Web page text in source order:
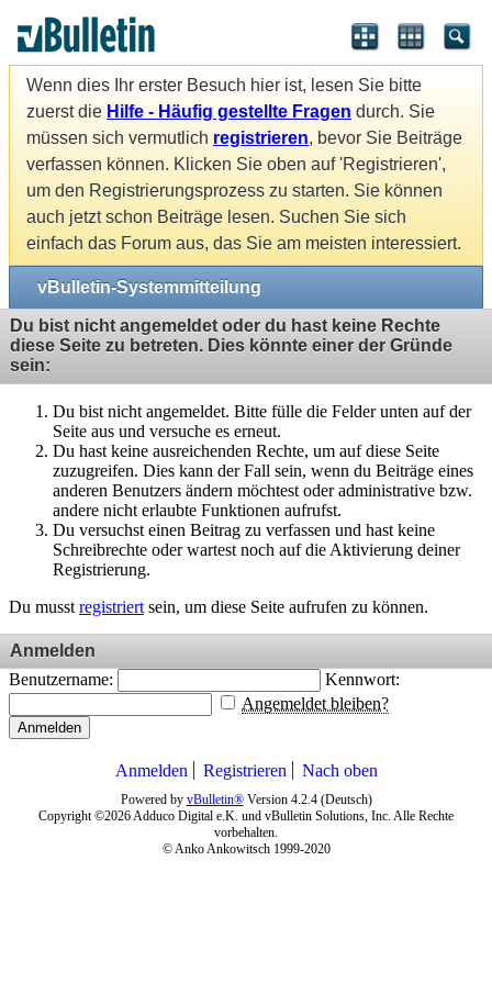
Wenn dies Ihr erster Besuch hier ist, lesen Sie bitte
zuerst die Hilfe - Häufig gestellte Fragen durch. Sie
müssen sich vermutlich registrieren, bevor Sie Beiträge
verfassen können. Klicken Sie oben auf 'Registrieren',
um den Registrierungsprozess zu starten. Sie können
auch jetzt schon Beiträge lesen. Suchen Sie sich
einfach das Forum aus, das Sie am meisten interessiert.
vBulletin-Systemmitteilung
Du bist nicht angemeldet oder du hast keine Rechte
diese Seite zu betreten. Dies könnte einer der Gründe
sein:
Du bist nicht angemeldet. Bitte fülle die Felder unten auf der
Seite aus und versuche es erneut.
Du hast keine ausreichenden Rechte, um auf diese Seite
zuzugreifen. Dies kann der Fall sein, wenn du Beiträge eines
anderen Benutzers ändern möchtest oder administrative bzw.
andere nicht erlaubte Funktionen aufrufst.
Du versuchst einen Beitrag zu verfassen und hast keine
Schreibrechte oder wartest noch auf die Aktivierung deiner
Registrierung.
Du musst registriert sein, um diese Seite aufrufen zu können.
Anmelden
Benutzername:
Kennwort:
Angemeldet bleiben?
Anmelden
Anmelden Registrieren Nach oben
Powered by vBulletin®Version 4.2.4 (Deutsch)
Copyright ©2026 Adduco Digital e.K. und vBulletin Solutions, Inc. Alle Rechte
vorbehalten.
© Anko Ankowitsch 1999-2020